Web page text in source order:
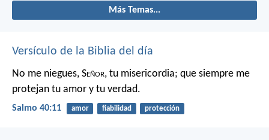
Más Temas...
Versículo de la Biblia del día
No me niegues, Señor, tu misericordia; que siempre me
protejan tu amor y tu verdad.
Salmo 40:11 amor fiabilidad protección